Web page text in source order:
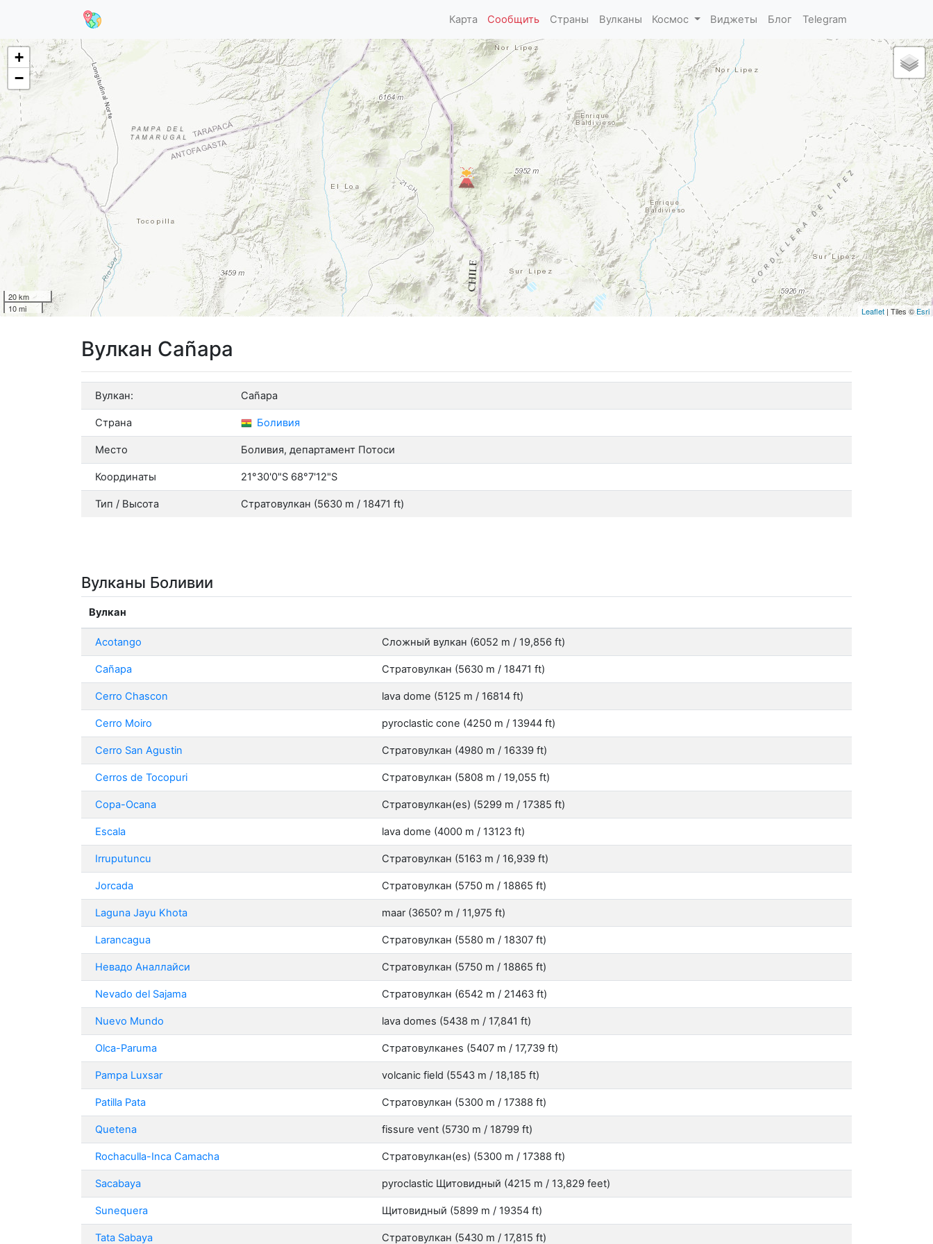
Карта Сообщить Страны Вулканы Космос Виджеты Блог Telegram
+
−
20 km
10 mi
Leaflet | Tiles © Esri
Вулкан Cañapa
Вулкан: Cañapa
Страна Боливия
Место Боливия, департамент Потоси
Координаты 21°30'0"S 68°7'12"S
Тип / Высота Стратовулкан (5630 m / 18471 ft)
Вулканы Боливии
Вулкан
Acotango Сложный вулкан (6052 m / 19,856 ft)
Cañapa Стратовулкан (5630 m / 18471 ft)
Cerro Chascon lava dome (5125 m / 16814 ft)
Cerro Moiro pyroclastic cone (4250 m / 13944 ft)
Cerro San Agustin Стратовулкан (4980 m / 16339 ft)
Cerros de Tocopuri Стратовулкан (5808 m / 19,055 ft)
Copa-Ocana Стратовулкан(es) (5299 m / 17385 ft)
Escala lava dome (4000 m / 13123 ft)
Irruputuncu Стратовулкан (5163 m / 16,939 ft)
Jorcada Стратовулкан (5750 m / 18865 ft)
Laguna Jayu Khota maar (3650? m / 11,975 ft)
Larancagua Стратовулкан (5580 m / 18307 ft)
Невадо Аналлайси Стратовулкан (5750 m / 18865 ft)
Nevado del Sajama Стратовулкан (6542 m / 21463 ft)
Nuevo Mundo lava domes (5438 m / 17,841 ft)
Olca-Paruma Стратовулканes (5407 m / 17,739 ft)
Pampa Luxsar volcanic field (5543 m / 18,185 ft)
Patilla Pata Стратовулкан (5300 m / 17388 ft)
Quetena fissure vent (5730 m / 18799 ft)
Rochaculla-Inca Camacha Стратовулкан(es) (5300 m / 17388 ft)
Sacabaya pyroclastic Щитовидный (4215 m / 13,829 feet)
Sunequera Щитовидный (5899 m / 19354 ft)
Tata Sabaya Стратовулкан (5430 m / 17,815 ft)